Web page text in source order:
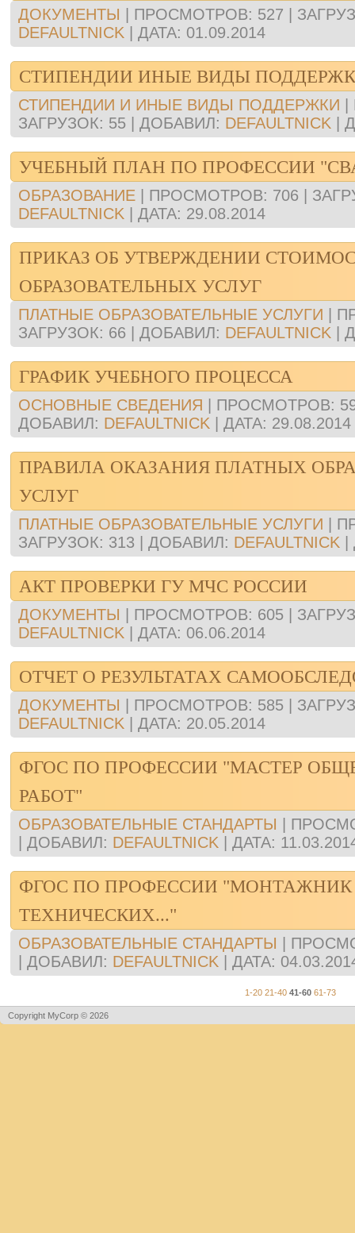
ДОКУМЕНТЫ ПРОСМОТРОВ: 527
DEFAULTNICK
ДАТА: 01.09.2014
СТИПЕНДИИ ИНЫЕ ВИДЫ
СТИПЕНДИИ И ИНЫЕ ВИДЫ ПОДДЕРЖКИ
ЗАГРУЗОК: 55 ДОБАВИЛ: DEFAULTNICK
УЧЕБНЫЙ ПЛАН ПО ПРОФЕССИИ
ОБРАЗОВАНИЕ ПРОСМОТРОВ: 706
DEFAULTNICK
ДАТА: 29.08.2014
ПРИКАЗ ОБ УТВЕРЖДЕНИИ
ОБРАЗОВАТЕЛЬНЫХ УСЛУГ
ПЛАТНЫЕ ОБРАЗОВАТЕЛЬНЫЕ УСЛУГИ
ЗАГРУЗОК: 66 ДОБАВИЛ: DEFAULTNICK
ГРАФИК УЧЕБНОГО ПРОЦЕССА
ОСНОВНЫЕ СВЕДЕНИЯ ПРОСМОТРОВ:
ДОБАВИЛ: DEFAULTNICK ДАТА: 29.08.2014
ПРАВИЛА ОКАЗАНИЯ ПЛАТНЫХ
УСЛУГ
ПЛАТНЫЕ ОБРАЗОВАТЕЛЬНЫЕ УСЛУГИ
ЗАГРУЗОК: 313 ДОБАВИЛ: DEFAULTNICK
АКТ ПРОВЕРКИ ГУ МЧС РОССИИ
ДОКУМЕНТЫ ПРОСМОТРОВ: 605
DEFAULTNICK
ДАТА: 06.06.2014
ОТЧЕТ О РЕЗУЛЬТАТАХ
ДОКУМЕНТЫ ПРОСМОТРОВ: 585
DEFAULTNICK
ДАТА: 20.05.2014
ФГОС ПО ПРОФЕССИИ "МАСТЕР
РАБОТ"
ОБРАЗОВАТЕЛЬНЫЕ СТАНДАРТЫ
ДОБАВИЛ: DEFAULTNICK ДАТА:
ФГОС ПО ПРОФЕССИИ "МОНТАЖНИК
ТЕХНИЧЕСКИХ..."
ОБРАЗОВАТЕЛЬНЫЕ СТАНДАРТЫ
ДОБАВИЛ: DEFAULTNICK ДАТА:
1-20 21-40 41-60 61-73
Copyright MyCorp © 2026